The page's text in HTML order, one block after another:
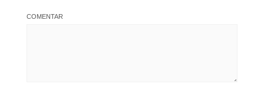
COMENTAR